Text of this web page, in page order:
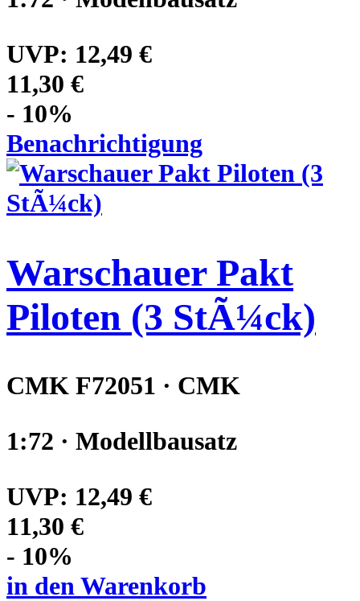
UVP: 12,49 €
11,30 €
- 10%
Benachrichtigung
Warschauer Pakt
Piloten (3 StÃ¼ck)
CMK F72051 · CMK
1:72 · Modellbausatz
UVP: 12,49 €
11,30 €
- 10%
in den Warenkorb